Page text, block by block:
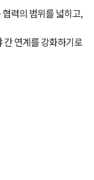
력의 범위를 넓히고,
간 연계를 강화하기로